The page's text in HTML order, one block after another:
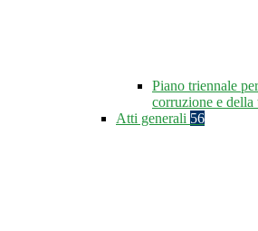
Piano triennale
corruzione e della
Atti generali 56